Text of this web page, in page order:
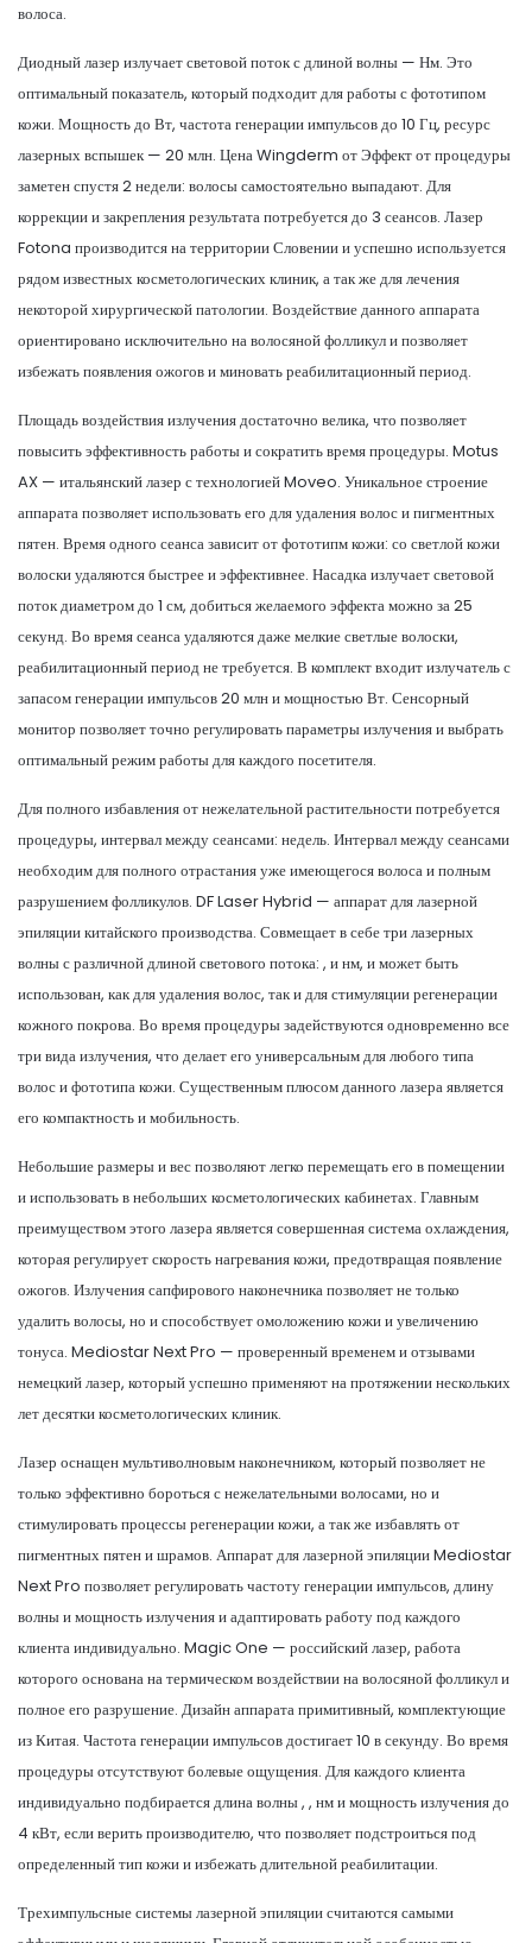
волоса.
Диодный лазер излучает световой поток с длиной волны — Нм. Это
оптимальный показатель, который подходит для работы с фототипом
кожи. Мощность до Вт, частота генерации импульсов до 10 Гц, ресурс
лазерных вспышек — 20 млн. Цена Wingderm от Эффект от процедуры
заметен спустя 2 недели: волосы самостоятельно выпадают. Для
коррекции и закрепления результата потребуется до 3 сеансов. Лазер
Fotona производится на территории Словении и успешно используется
рядом известных косметологических клиник, а так же для лечения
некоторой хирургической патологии. Воздействие данного аппарата
ориентировано исключительно на волосяной фолликул и позволяет
избежать появления ожогов и миновать реабилитационный период.
Площадь воздействия излучения достаточно велика, что позволяет
повысить эффективность работы и сократить время процедуры. Motus
AX — итальянский лазер с технологией Moveo. Уникальное строение
аппарата позволяет использовать его для удаления волос и пигментных
пятен. Время одного сеанса зависит от фототипм кожи: со светлой кожи
волоски удаляются быстрее и эффективнее. Насадка излучает световой
поток диаметром до 1 см, добиться желаемого эффекта можно за 25
секунд. Во время сеанса удаляются даже мелкие светлые волоски,
реабилитационный период не требуется. В комплект входит излучатель с
запасом генерации импульсов 20 млн и мощностью Вт. Сенсорный
монитор позволяет точно регулировать параметры излучения и выбрать
оптимальный режим работы для каждого посетителя.
Для полного избавления от нежелательной растительности потребуется
процедуры, интервал между сеансами: недель. Интервал между сеансами
необходим для полного отрастания уже имеющегося волоса и полным
разрушением фолликулов. DF Laser Hybrid — аппарат для лазерной
эпиляции китайского производства. Совмещает в себе три лазерных
волны с различной длиной светового потока: , и нм, и может быть
использован, как для удаления волос, так и для стимуляции регенерации
кожного покрова. Во время процедуры задействуются одновременно все
три вида излучения, что делает его универсальным для любого типа
волос и фототипа кожи. Существенным плюсом данного лазера является
его компактность и мобильность.
Небольшие размеры и вес позволяют легко перемещать его в помещении
и использовать в небольших косметологических кабинетах. Главным
преимуществом этого лазера является совершенная система охлаждения,
которая регулирует скорость нагревания кожи, предотвращая появление
ожогов. Излучения сапфирового наконечника позволяет не только
удалить волосы, но и способствует омоложению кожи и увеличению
тонуса. Mediostar Next Pro — проверенный временем и отзывами
немецкий лазер, который успешно применяют на протяжении нескольких
лет десятки косметологических клиник.
Лазер оснащен мультиволновым наконечником, который позволяет не
только эффективно бороться с нежелательными волосами, но и
стимулировать процессы регенерации кожи, а так же избавлять от
пигментных пятен и шрамов. Аппарат для лазерной эпиляции Mediostar
Next Pro позволяет регулировать частоту генерации импульсов, длину
волны и мощность излучения и адаптировать работу под каждого
клиента индивидуально. Magic One — российский лазер, работа
которого основана на термическом воздействии на волосяной фолликул и
полное его разрушение. Дизайн аппарата примитивный, комплектующие
из Китая. Частота генерации импульсов достигает 10 в секунду. Во время
процедуры отсутствуют болевые ощущения. Для каждого клиента
индивидуально подбирается длина волны , , нм и мощность излучения до
4 кВт, если верить производителю, что позволяет подстроиться под
определенный тип кожи и избежать длительной реабилитации.
Трехимпульсные системы лазерной эпиляции считаются самыми